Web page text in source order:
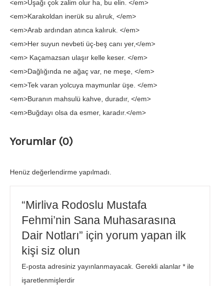
<em>Uşağı çok zalim olur ha, bu elin. </em>
<em>Karakoldan inerük su alıruk, </em>
<em>Arab ardından atınca kalıruk. </em>
<em>Her suyun nevbeti üç-beş canı yer,</em>
<em> Kaçamazsan ulaşır kelle keser. </em>
<em>Dağlığında ne ağaç var, ne meşe, </em>
<em>Tek varan yolcuya maymunlar üşe. </em>
<em>Buranın mahsulü kahve, duradır, </em>
<em>Buğdayı olsa da esmer, karadır.</em>
Yorumlar (0)
Henüz değerlendirme yapılmadı.
“Mirliva Rodoslu Mustafa
Fehmi’nin Sana Muhasarasına
Dair Notları” için yorum yapan ilk
kişi siz olun
E-posta adresiniz yayınlanmayacak. Gerekli alanlar* ile
işaretlenmişlerdir